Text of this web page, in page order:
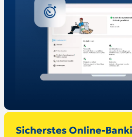
Sicherstes Online-